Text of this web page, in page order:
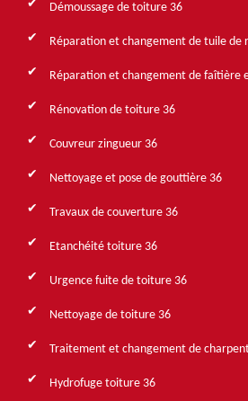
Démoussage de toiture 36
Réparation et changement de tuile de
Réparation et changement de faîtière
Rénovation de toiture 36
Couvreur zingueur 36
Nettoyage et pose de gouttière 36
Travaux de couverture 36
Etanchéité toiture 36
Urgence fuite de toiture 36
Nettoyage de toiture 36
Traitement et changement de
Hydrofuge toiture 36